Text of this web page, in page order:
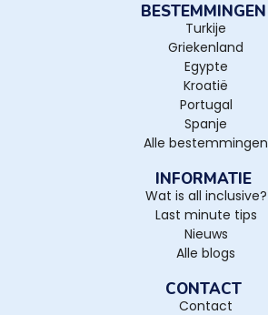
BESTEMMINGEN
Turkije
Griekenland
Egypte
Kroatië
Portugal
Spanje
Alle bestemmingen
INFORMATIE
Wat is all inclusive?
Last minute tips
Nieuws
Alle blogs
CONTACT
Contact